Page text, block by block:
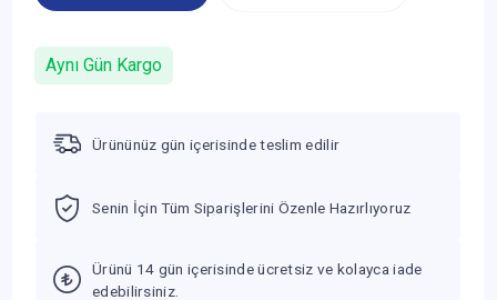
Aynı Gün Kargo
Ürününüz gün içerisinde teslim edilir
Senin İçin Tüm Siparişlerini Özenle Hazırlıyoruz
Ürünü 14 gün içerisinde ücretsiz ve kolayca iade
edebilirsiniz.